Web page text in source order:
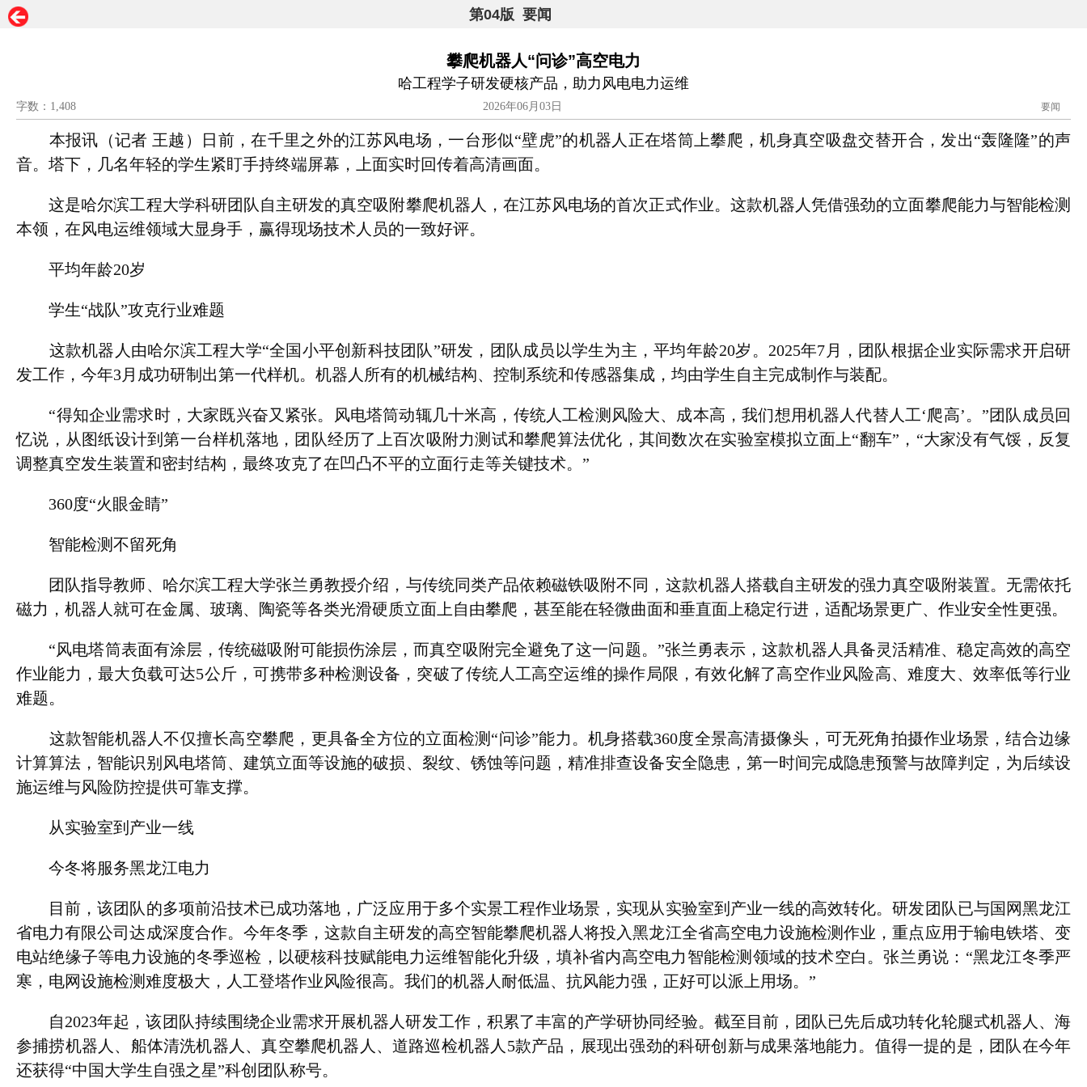
第04版 要闻
攀爬机器人“问诊”高空电力
哈工程学子研发硬核产品，助力风电电力运维
字数：1,408 2026年06月03日 要闻
本报讯（记者 王越）日前，在千里之外的江苏风电场，一台形似“壁虎”的机器人正在塔筒上攀爬，机身真空吸盘交替开合，发出“轰隆隆”的声
音。塔下，几名年轻的学生紧盯手持终端屏幕，上面实时回传着高清画面。
这是哈尔滨工程大学科研团队自主研发的真空吸附攀爬机器人，在江苏风电场的首次正式作业。这款机器人凭借强劲的立面攀爬能力与智能检测
本领，在风电运维领域大显身手，赢得现场技术人员的一致好评。
平均年龄20岁
学生“战队”攻克行业难题
这款机器人由哈尔滨工程大学“全国小平创新科技团队”研发，团队成员以学生为主，平均年龄20岁。2025年7月，团队根据企业实际需求开启研
发工作，今年3月成功研制出第一代样机。机器人所有的机械结构、控制系统和传感器集成，均由学生自主完成制作与装配。
“得知企业需求时，大家既兴奋又紧张。风电塔筒动辄几十米高，传统人工检测风险大、成本高，我们想用机器人代替人工‘爬高’。”团队成员回
忆说，从图纸设计到第一台样机落地，团队经历了上百次吸附力测试和攀爬算法优化，其间数次在实验室模拟立面上“翻车”，“大家没有气馁，反复
调整真空发生装置和密封结构，最终攻克了在凹凸不平的立面行走等关键技术。”
360度“火眼金睛”
智能检测不留死角
团队指导教师、哈尔滨工程大学张兰勇教授介绍，与传统同类产品依赖磁铁吸附不同，这款机器人搭载自主研发的强力真空吸附装置。无需依托
磁力，机器人就可在金属、玻璃、陶瓷等各类光滑硬质立面上自由攀爬，甚至能在轻微曲面和垂直面上稳定行进，适配场景更广、作业安全性更强。
“风电塔筒表面有涂层，传统磁吸附可能损伤涂层，而真空吸附完全避免了这一问题。”张兰勇表示，这款机器人具备灵活精准、稳定高效的高空
作业能力，最大负载可达5公斤，可携带多种检测设备，突破了传统人工高空运维的操作局限，有效化解了高空作业风险高、难度大、效率低等行业
难题。
这款智能机器人不仅擅长高空攀爬，更具备全方位的立面检测“问诊”能力。机身搭载360度全景高清摄像头，可无死角拍摄作业场景，结合边缘
计算算法，智能识别风电塔筒、建筑立面等设施的破损、裂纹、锈蚀等问题，精准排查设备安全隐患，第一时间完成隐患预警与故障判定，为后续设
施运维与风险防控提供可靠支撑。
从实验室到产业一线
今冬将服务黑龙江电力
目前，该团队的多项前沿技术已成功落地，广泛应用于多个实景工程作业场景，实现从实验室到产业一线的高效转化。研发团队已与国网黑龙江
省电力有限公司达成深度合作。今年冬季，这款自主研发的高空智能攀爬机器人将投入黑龙江全省高空电力设施检测作业，重点应用于输电铁塔、变
电站绝缘子等电力设施的冬季巡检，以硬核科技赋能电力运维智能化升级，填补省内高空电力智能检测领域的技术空白。张兰勇说：“黑龙江冬季严
寒，电网设施检测难度极大，人工登塔作业风险很高。我们的机器人耐低温、抗风能力强，正好可以派上用场。”
自2023年起，该团队持续围绕企业需求开展机器人研发工作，积累了丰富的产学研协同经验。截至目前，团队已先后成功转化轮腿式机器人、海
参捕捞机器人、船体清洗机器人、真空攀爬机器人、道路巡检机器人5款产品，展现出强劲的科研创新与成果落地能力。值得一提的是，团队在今年
还获得“中国大学生自强之星”科创团队称号。